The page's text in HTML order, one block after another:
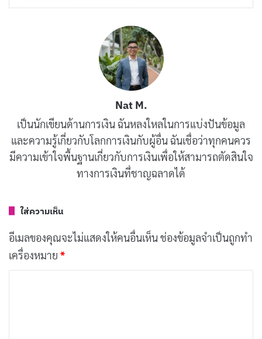
เป็นที่ต้องการ นี่อาจเป็นโอกาสทางธุรกิจที่ดีสำหรับผู้
ที่สนใจผลิตภัณฑ์เพื่อสุขภาพและความงามจาก
: การซื้อสินค้าออนไลน์กำลังเป็นที่นิยมมาก
ขึ้นในประเทศไทย ดังนั้น การเริ่มต้นธุรกิจอีคอมเมิร์ซ
อาจเป็นทางเลือกที่ดีเช่นกัน นี่อาจเป็นโอกาสที่ดี
สำหรับผู้ที่สนใจเทคโนโลยีและมีความเข้าใจในตลาด
ท้องถิ่นเป็นอย่างดี
นอกจากตัวเลือกข้างต้นแล้ว ยังมีผลิตภัณฑ์และบริการอื่น ๆ
สิ่งสำคัญคือต้องระลึกไว้เสมอว่าการเริ่มต้นธุรกิจอาจเป็น
ความท้าทายเฉพาะที่มาพร้อมกับการทำธุรกิจจึงเป็นเรื่อง
สำคัญ
Nat M.
เป็นนักเขียนด้านการเงิน ฉันหลงใหลในการแบ่งปันข้อมูล
และความรู้เกี่ยวกับโลกการเงินกับผู้อื่น ฉันเชื่อว่าทุกคนควร
มีความเข้าใจพื้นฐานเกี่ยวกับการเงินเพื่อให้สามารถตัดสินใจ
ทางการเงินที่ชาญฉลาดได้
ใส่ความเห็น
อีเมลของคุณจะไม่แสดงให้คนอื่นเห็น ช่องข้อมูลจำเป็นถูกทำ
เครื่องหมาย *